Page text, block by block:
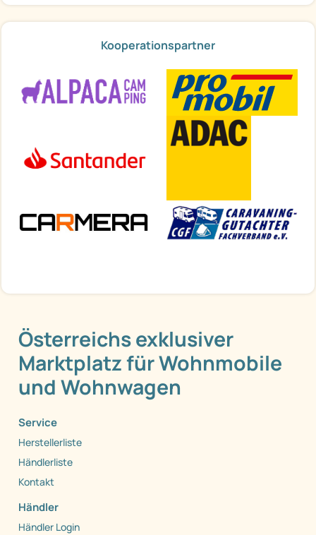
Kooperationspartner
Österreichs exklusiver
Marktplatz für Wohnmobile
und Wohnwagen
Service
Herstellerliste
Händlerliste
Kontakt
Händler
Händler Login